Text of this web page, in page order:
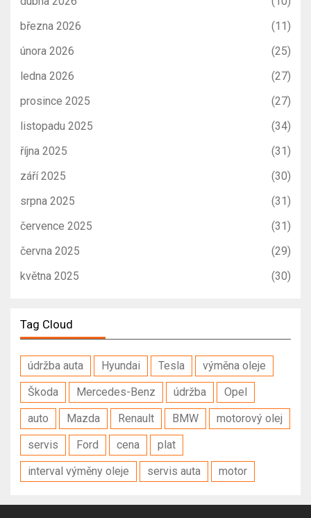
března 2026
(11)
února 2026
(25)
ledna 2026
(27)
prosince 2025
(27)
listopadu 2025
(34)
října 2025
(31)
září 2025
(30)
srpna 2025
(31)
července 2025
(31)
června 2025
(29)
května 2025
(30)
Tag Cloud
údržba auta Hyundai Tesla
výměna oleje
Škoda
Mercedes-Benz údržba
Opel
auto
Mazda Renault BMW
motorový olej
servis
Ford cena
plat
interval výměny oleje
servis auta motor